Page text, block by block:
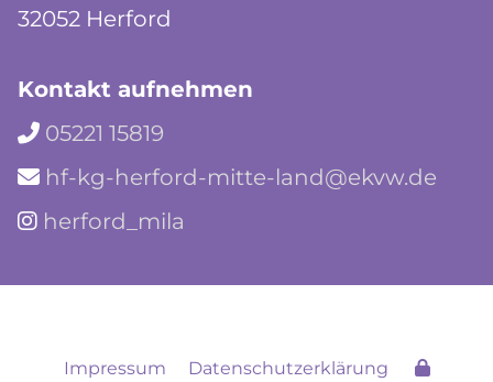
32052 Herford
Kontakt aufnehmen
 05221 15819
 hf-kg-herford-mitte-land@ekvw.de
 herford_mila
Impressum Datenschutzerklärung